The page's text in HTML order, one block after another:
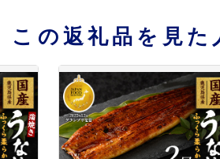
この返礼品を見た